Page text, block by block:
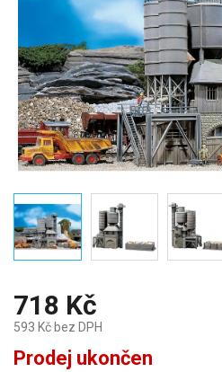
718 Kč
593 Kč bez DPH
Měrná
cena:
Prodej ukončen